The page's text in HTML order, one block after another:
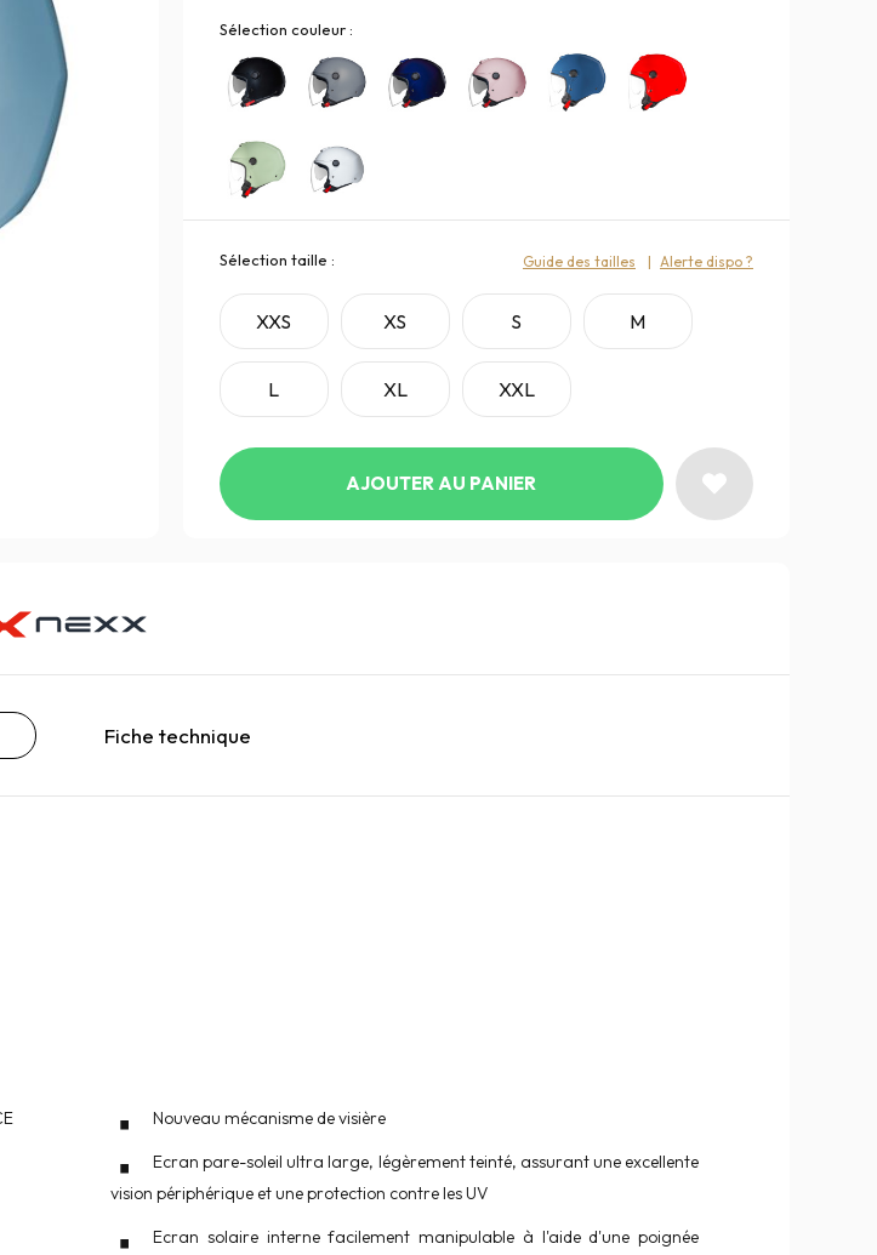
Sélection couleur :
Sélection taille :
XXS XS S M
L XL XXL
Guide des tailles Alerte dispo ?
AJOUTER AU PANIER
Fiche technique
Nouveau mécanisme de visière
Ecran pare-soleil ultra large, légèrement teinté, assurant une excellente
vision périphérique et une protection contre les UV
Ecran solaire interne facilement manipulable à l'aide d'une poignée